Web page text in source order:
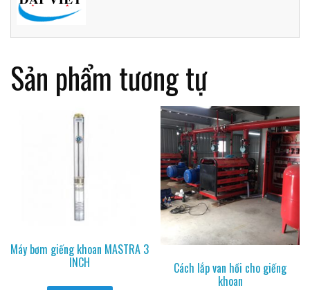
Sản phẩm tương tự
Máy bơm giếng khoan MASTRA 3
INCH Cách lắp van hồi cho giếng
khoan